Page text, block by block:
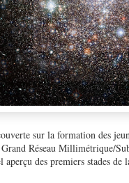
sur la formation des
Réseau Millimétrique/
aperçu des premiers stades